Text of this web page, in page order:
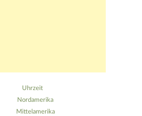
Uhrzeit
Nordamerika
Mittelamerika